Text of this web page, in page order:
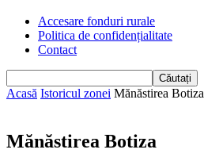
Accesare fonduri rurale
Politica de confidențialitate
Contact
Acasă Istoricul zonei Mănăstirea Botiza
Mănăstirea Botiza